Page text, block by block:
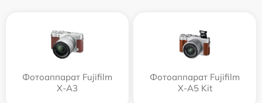
Фотоаппарат Fujifilm
X-A3
Фотоаппарат Fujifilm
X-A5 Kit